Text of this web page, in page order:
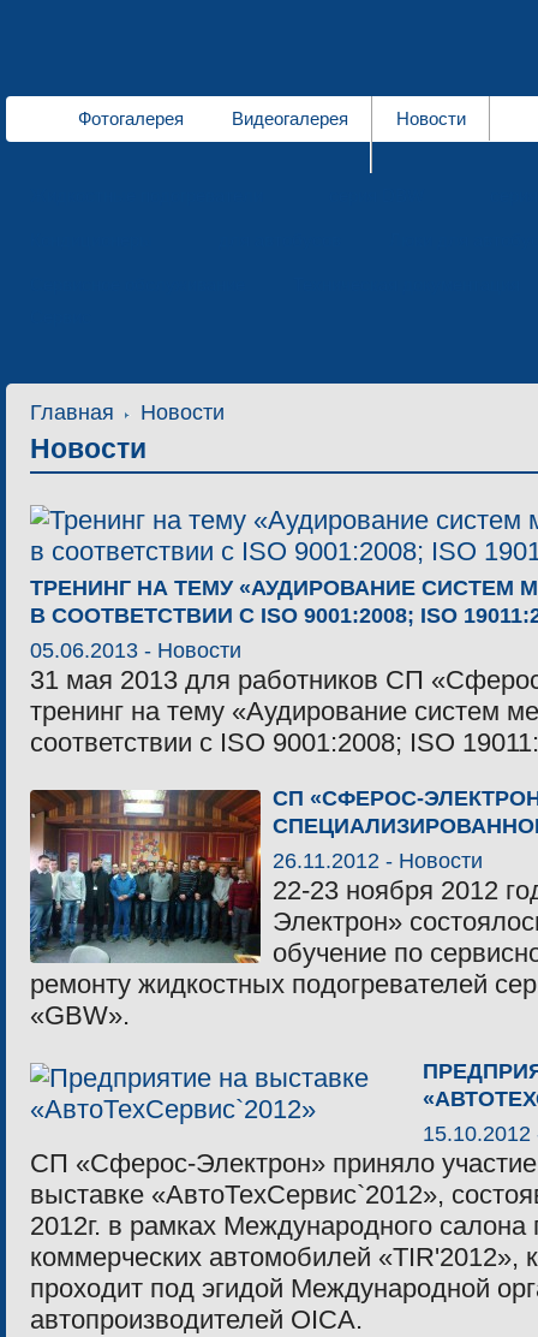
Фотогалерея Видеогалерея Новости
Главная Новости
Новости
ТРЕНИНГ НА ТЕМУ «АУДИРОВАНИЕ СИСТЕМ
В СООТВЕТСТВИИ С ISO 9001:2008; ISO
05.06.2013 - Новости
31 мая 2013 для работников СП
тренинг на тему «Аудирование систем
соответствии с ISO 9001:2008; ISO
СП «СФЕРОС-
26.11.2012 - Новости
22-23 ноября 2012
Электрон»
обучение по
ремонту жидкостных подогревателей
«GBW».
СП «Сферос-Электрон» приняло
выставке «АвтоТехСервис`2012»,
2012г. в рамках Международного салона
коммерческих автомобилей «TIR'2012»,
проходит под эгидой Международной
автопроизводителей OICA.